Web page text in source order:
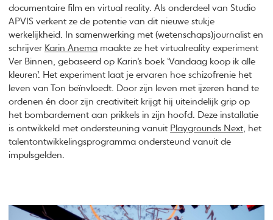
documentaire film en virtual reality. Als onderdeel van Studio
APVIS verkent ze de potentie van dit nieuwe stukje
werkelijkheid. In samenwerking met (wetenschaps)journalist en
schrijver Karin Anema maakte ze het virtualreality experiment
Ver Binnen, gebaseerd op Karin’s boek ‘Vandaag koop ik alle
kleuren’. Het experiment laat je ervaren hoe schizofrenie het
leven van Ton beïnvloedt. Door zijn leven met ijzeren hand te
ordenen én door zijn creativiteit krijgt hij uiteindelijk grip op
het bombardement aan prikkels in zijn hoofd. Deze installatie
is ontwikkeld met ondersteuning vanuit Playgrounds Next, het
talentontwikkelingsprogramma ondersteund vanuit de
impulsgelden.